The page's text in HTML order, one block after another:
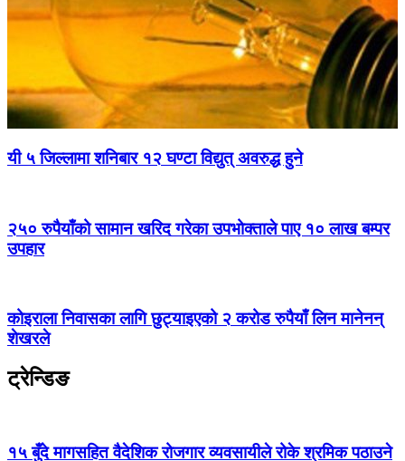
यी ५ जिल्लामा शनिबार १२ घण्टा विद्युत् अवरुद्ध हुने
२५० रुपैयाँको सामान खरिद गरेका उपभोक्ताले पाए १० लाख बम्पर
उपहार
कोइराला निवासका लागि छुट्याइएको २ करोड रुपैयाँ लिन मानेनन्
शेखरले
ट्रेन्डिङ
१५ बुँदे मागसहित वैदेशिक रोजगार व्यवसायीले रोके श्रमिक पठाउने